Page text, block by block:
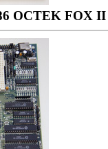
OCTEK FOX II